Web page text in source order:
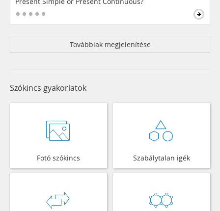
Továbbiak megjelenítése
Szókincs gyakorlatok
Fotó szókincs Szabálytalan igék